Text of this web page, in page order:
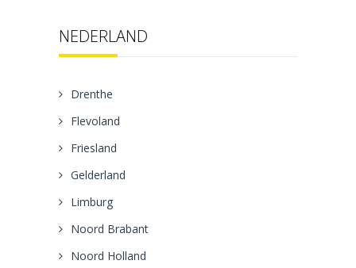
NEDERLAND
Drenthe
Flevoland
Friesland
Gelderland
Limburg
Noord Brabant
Noord Holland